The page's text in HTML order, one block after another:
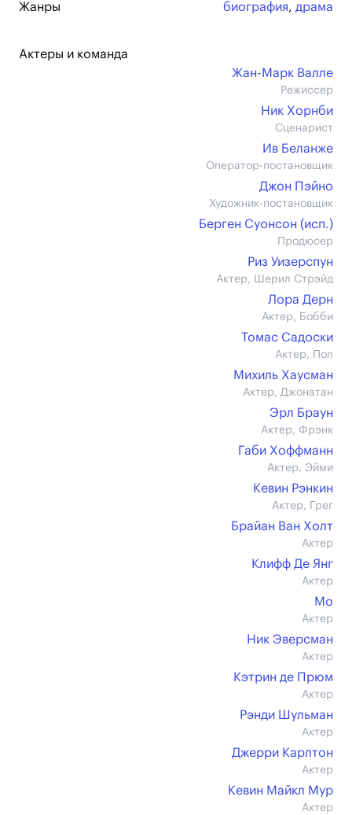
Жанры биография, драма
Актеры и команда
Жан-Марк Валле
Режиссер
Ник Хорнби
Сценарист
Ив Беланже
Оператор-постановщик
Джон Пэйно
Художник-постановщик
Берген Суонсон (иcп.)
Продюсер
Риз Уизерспун
Актер, Шерил Стрэйд
Лора Дерн
Актер, Бобби
Томас Садоски
Актер, Пол
Михиль Хаусман
Актер, Джонатан
Эрл Браун
Актер, Фрэнк
Габи Хоффманн
Актер, Эйми
Кевин Рэнкин
Актер, Грег
Брайан Ван Холт
Актер
Клифф Де Янг
Актер
Мо
Актер
Ник Эверсман
Актер
Кэтрин де Прюм
Актер
Рэнди Шульман
Актер
Джерри Карлтон
Актер
Кевин Майкл Мур
Актер